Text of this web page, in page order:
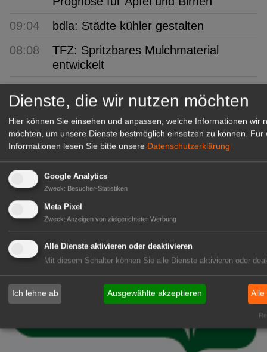
09:04
bdla: Städte kühler gestalten
08:08
TFZ: Spritzbares Mulchmaterial
entwickelt
Freilandtomatenanbau
06:41
Multitalent Birne: Pro-Kopf-Verbrauch
steigt um 17%
06:09
Geschäftsprozesse
05:46
Zwetschgen: Das blaue Wunder
GABOT Top-Jobs
Dienste, die wir nutzen möchten
Hier können Sie einsehen und anpassen, welche Informationen wir
möchten, um unsere Dienste bestmöglich einsetzen zu können. Für
Informationen lesen Sie bitte unsere Datenschutzerklärung
Google Analytics
Zweck: Besucher-Statistiken
Meta Pixel
Zweck: Anzeigen von zielgerichteter Werbung
Alle Dienste aktivieren oder deaktivieren
Mit diesem Schalter können Sie alle Dienste aktivieren oder
Ich lehne ab Ausgewählte akzeptieren Alle